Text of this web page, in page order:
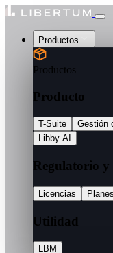
Productos
Productos
Producto
T-Suite Gestión
Libby AI
Regulatorio y
Licencias Planes
Utilidad
LBM